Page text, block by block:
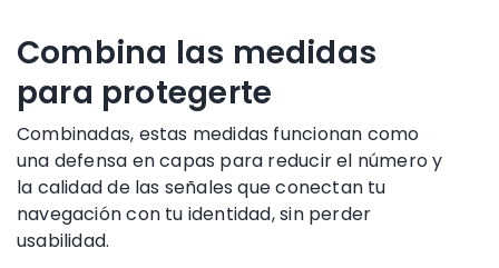
Combina las medidas
para protegerte
Combinadas, estas medidas funcionan como
una defensa en capas para reducir el número y
la calidad de las señales que conectan tu
navegación con tu identidad, sin perder
usabilidad.